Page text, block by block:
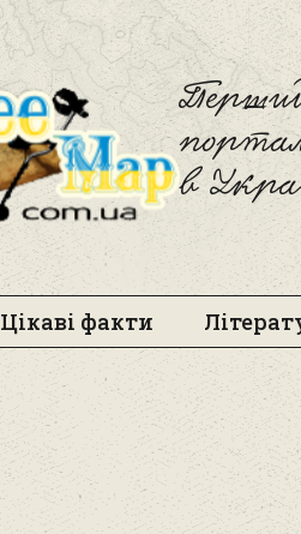
Freemap
в
Цікаві факти